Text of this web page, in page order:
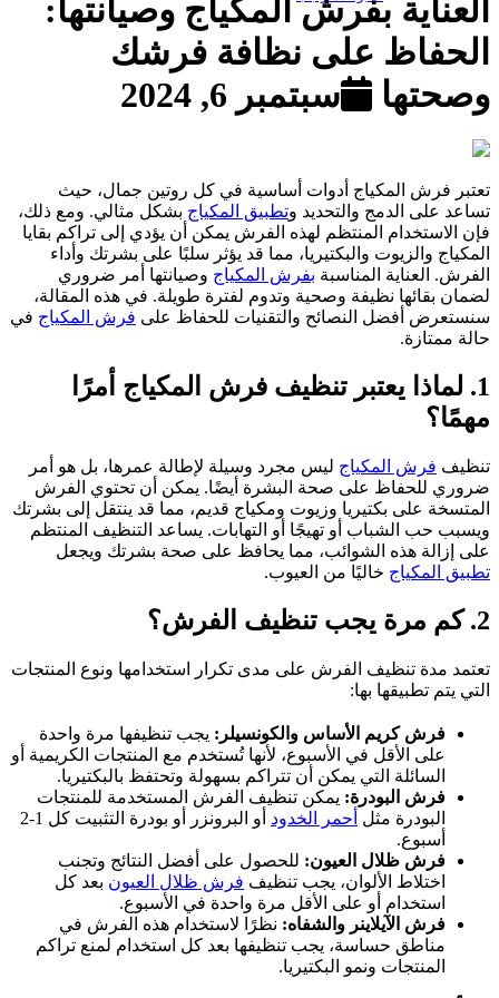
العناية بفرش المكياج وصيانتها:
الحفاظ على نظافة فرشك
وصحتها
سبتمبر 6, 2024
تعتبر فرش المكياج أدوات أساسية في كل روتين جمال، حيث
تساعد على الدمج والتحديد وتطبيق المكياج بشكل مثالي. ومع ذلك،
فإن الاستخدام المنتظم لهذه الفرش يمكن أن يؤدي إلى تراكم بقايا
المكياج والزيوت والبكتيريا، مما قد يؤثر سلبًا على بشرتك وأداء
الفرش. العناية المناسبة بفرش المكياج وصيانتها أمر ضروري
لضمان بقائها نظيفة وصحية وتدوم لفترة طويلة. في هذه المقالة،
سنستعرض أفضل النصائح والتقنيات للحفاظ على فرش المكياج في
حالة ممتازة.
1. لماذا يعتبر تنظيف فرش المكياج أمرًا
مهمًا؟
تنظيف فرش المكياج ليس مجرد وسيلة لإطالة عمرها، بل هو أمر
ضروري للحفاظ على صحة البشرة أيضًا. يمكن أن تحتوي الفرش
المتسخة على بكتيريا وزيوت ومكياج قديم، مما قد ينتقل إلى بشرتك
ويسبب حب الشباب أو تهيجًا أو التهابات. يساعد التنظيف المنتظم
على إزالة هذه الشوائب، مما يحافظ على صحة بشرتك ويجعل
تطبيق المكياج خاليًا من العيوب.
2. كم مرة يجب تنظيف الفرش؟
تعتمد مدة تنظيف الفرش على مدى تكرار استخدامها ونوع المنتجات
التي يتم تطبيقها بها:
فرش كريم الأساس والكونسيلر: يجب تنظيفها مرة واحدة
على الأقل في الأسبوع، لأنها تُستخدم مع المنتجات الكريمية أو
السائلة التي يمكن أن تتراكم بسهولة وتحتفظ بالبكتيريا.
فرش البودرة: يمكن تنظيف الفرش المستخدمة للمنتجات
البودرة مثل أحمر الخدود
أو البرونزر أو بودرة التثبيت كل 1-2
أسبوع.
فرش ظلال العيون: للحصول على أفضل النتائج وتجنب
اختلاط الألوان، يجب تنظيف فرش ظلال العيون بعد كل
استخدام أو على الأقل مرة واحدة في الأسبوع.
فرش الآيلاينر والشفاه: نظرًا لاستخدام هذه الفرش في
مناطق حساسة، يجب تنظيفها بعد كل استخدام لمنع تراكم
المنتجات ونمو البكتيريا.